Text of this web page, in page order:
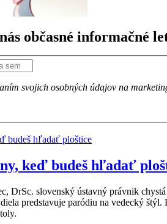
občasné informačné
svojich osobných údajov na
keď budeš hľadať
DrSc. slovenský ústavný právnik
predstavuje paródiu na vedecký